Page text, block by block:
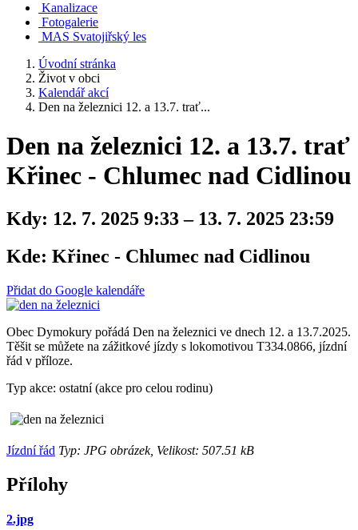
Kanalizace
Fotogalerie
MAS Svatojiřský les
Úvodní stránka
Život v obci
Kalendář akcí
Den na železnici 12. a 13.7. trať...
Den na železnici 12. a 13.7. trať
Křinec - Chlumec nad Cidlinou
Kdy: 12. 7. 2025 9:33 – 13. 7. 2025 23:59
Kde: Křinec - Chlumec nad Cidlinou
Přidat do Google kalendáře
Obec Dymokury pořádá Den na železnici ve dnech 12. a 13.7.2025.
Těšit se můžete na zážitkové jízdy s lokomotivou T334.0866, jízdní
řád v příloze.
Typ akce: ostatní (akce pro celou rodinu)
Jízdní řád Typ: JPG obrázek, Velikost: 507.51 kB
Přílohy
2.jpg